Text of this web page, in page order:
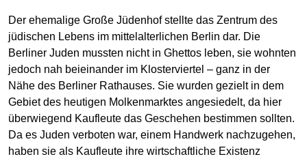
Der ehemalige Große Jüdenhof stellte das Zentrum des
jüdischen Lebens im mittelalterlichen Berlin dar. Die
Berliner Juden mussten nicht in Ghettos leben, sie wohnten
jedoch nah beieinander im Klosterviertel – ganz in der
Nähe des Berliner Rathauses. Sie wurden gezielt in dem
Gebiet des heutigen Molkenmarktes angesiedelt, da hier
überwiegend Kaufleute das Geschehen bestimmen sollten.
Da es Juden verboten war, einem Handwerk nachzugehen,
haben sie als Kaufleute ihre wirtschaftliche Existenz